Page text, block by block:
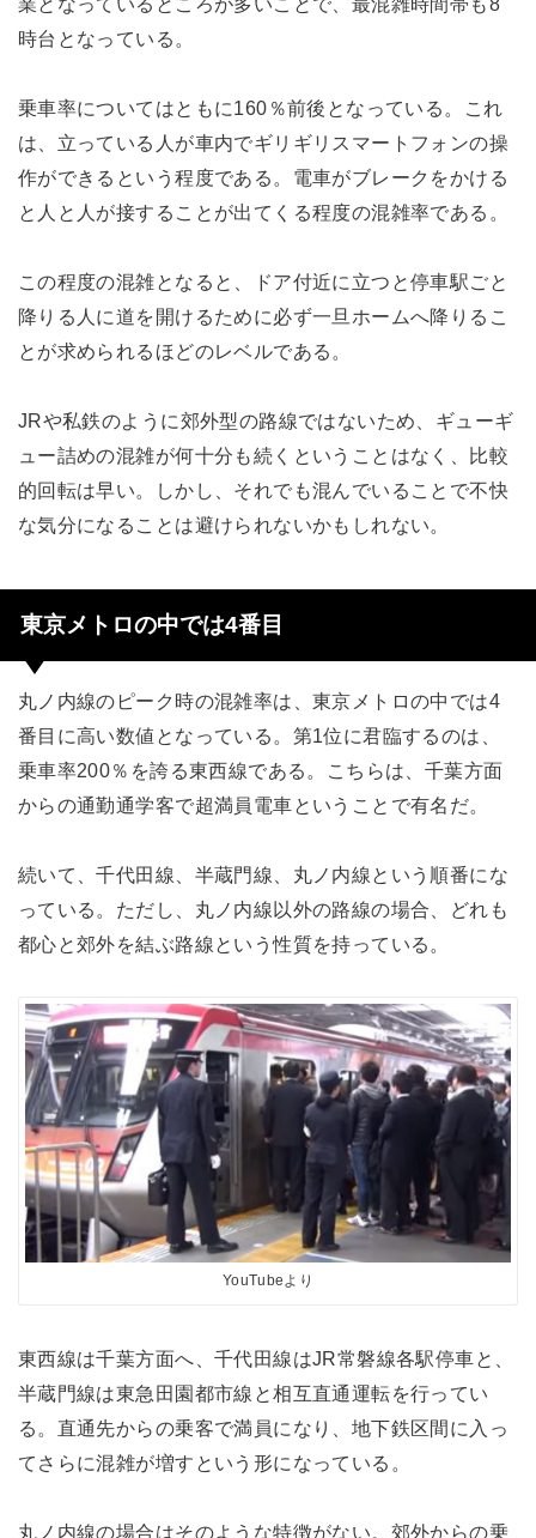
時台となっている。
乗車率についてはともに160％前後となっている。これ
は、立っている人が車内でギリギリスマートフォンの操
作ができるという程度である。電車がブレークをかける
と人と人が接することが出てくる程度の混雑率である。
この程度の混雑となると、ドア付近に立つと停車駅ごと
降りる人に道を開けるために必ず一旦ホームへ降りるこ
とが求められるほどのレベルである。
JRや私鉄のように郊外型の路線ではないため、ギューギ
ュー詰めの混雑が何十分も続くということはなく、比較
的回転は早い。しかし、それでも混んでいることで不快
な気分になることは避けられないかもしれない。
東京メトロの中では4番目
丸ノ内線のピーク時の混雑率は、東京メトロの中では4
番目に高い数値となっている。第1位に君臨するのは、
乗車率200％を誇る東西線である。こちらは、千葉方面
からの通勤通学客で超満員電車ということで有名だ。
続いて、千代田線、半蔵門線、丸ノ内線という順番にな
っている。ただし、丸ノ内線以外の路線の場合、どれも
都心と郊外を結ぶ路線という性質を持っている。
YouTubeより
東西線は千葉方面へ、千代田線はJR常磐線各駅停車と、
半蔵門線は東急田園都市線と相互直通運転を行ってい
る。直通先からの乗客で満員になり、地下鉄区間に入っ
てさらに混雑が増すという形になっている。
丸ノ内線の場合はそのような特徴がない。郊外からの乗